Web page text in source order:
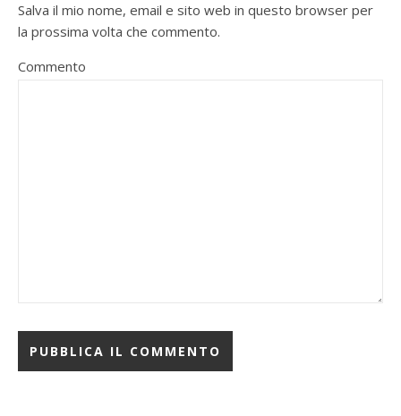
Salva il mio nome, email e sito web in questo browser per
la prossima volta che commento.
Commento